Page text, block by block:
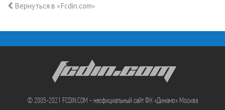
Вернуться в «Fcdin.com»
FCDIN.COM
© 2005-2021 FCDIN.COM - неофициальный сайт ФК «Динамо» Москва